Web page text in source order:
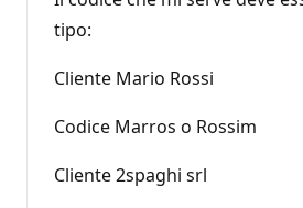
tipo:
Cliente Mario Rossi
Codice Marros o Rossim
Cliente 2spaghi srl